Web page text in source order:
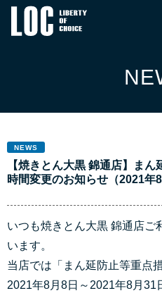
NEWS
【焼きとん大黒 錦通店】ま
時間変更のお知らせ（2021年
いつも焼きとん大黒 錦通店ご
います。
当店では「まん延防止等重点
2021年8月8日～2021年8月31